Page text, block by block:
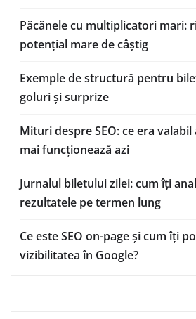
Păcănele cu multiplicatori mari:
potențial mare de câștig
Exemple de structură pentru
goluri și surprize
Mituri despre SEO: ce era valabil
mai funcționează azi
Jurnalul biletului zilei: cum îți
rezultatele pe termen lung
Ce este SEO on-page și cum îți
vizibilitatea în Google?